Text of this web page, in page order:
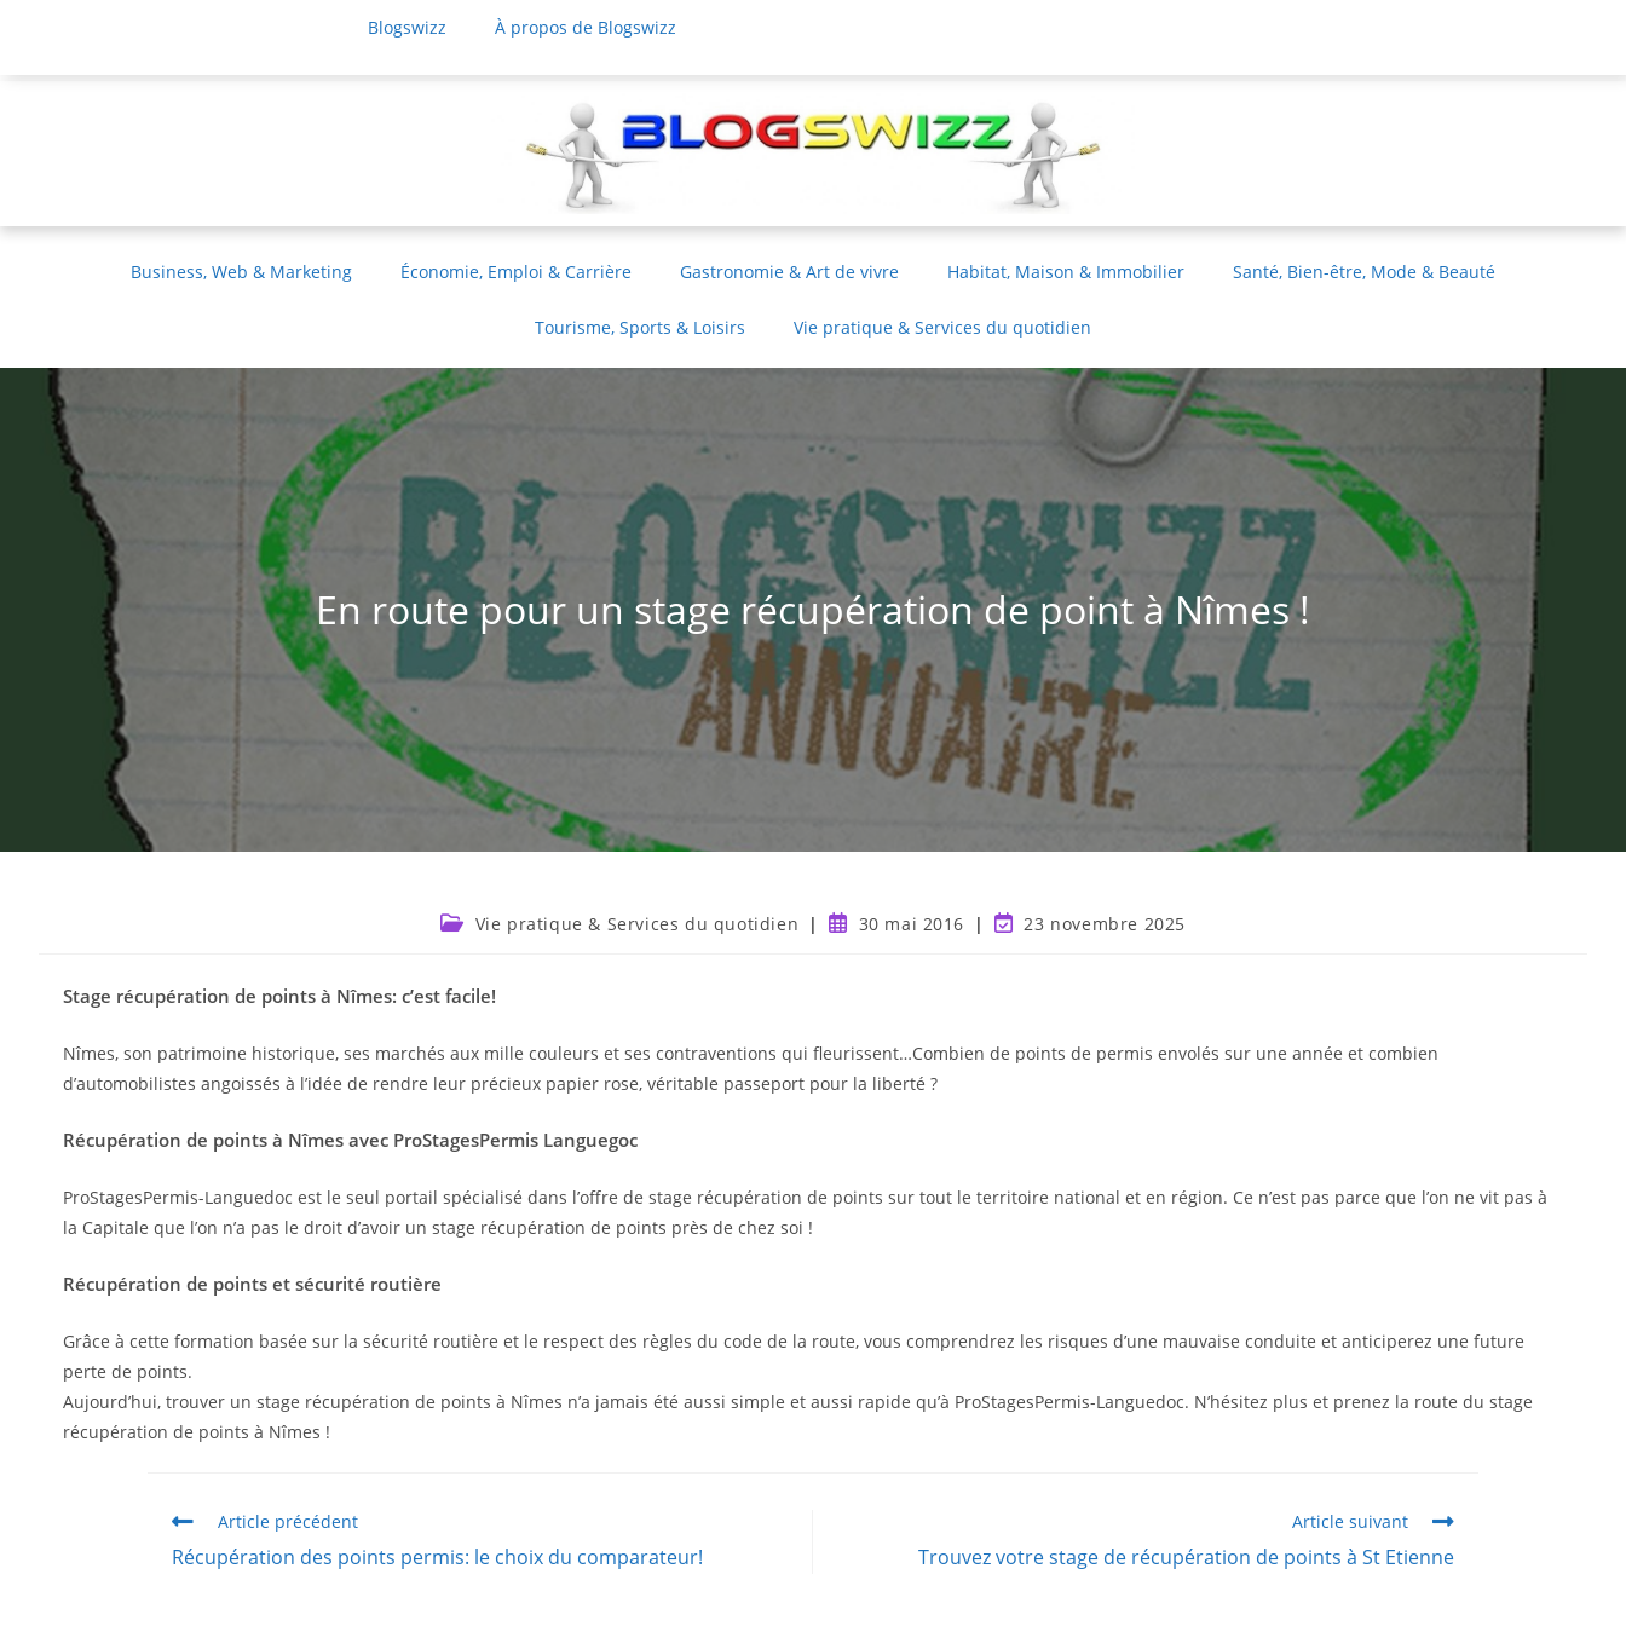
Blogswizz À propos de Blogswizz
Business, Web & Marketing Économie, Emploi & Carrière Gastronomie & Art de vivre Habitat, Maison & Immobilier Santé, Bien-être, Mode & Beauté
Tourisme, Sports & Loisirs Vie pratique & Services du quotidien
En route pour un stage récupération de point à Nîmes !
Vie pratique & Services du quotidien 30 mai 2016 23 novembre 2025
Stage récupération de points à Nîmes: c’est facile!
Nîmes, son patrimoine historique, ses marchés aux mille couleurs et ses contraventions qui fleurissent…Combien de points de permis envolés sur une année et combien
d’automobilistes angoissés à l’idée de rendre leur précieux papier rose, véritable passeport pour la liberté ?
Récupération de points à Nîmes avec ProStagesPermis Languegoc
ProStagesPermis-Languedoc est le seul portail spécialisé dans l’offre de stage récupération de points sur tout le territoire national et en région. Ce n’est pas parce que l’on ne vit pas à
la Capitale que l’on n’a pas le droit d’avoir un stage récupération de points près de chez soi !
Récupération de points et sécurité routière
Grâce à cette formation basée sur la sécurité routière et le respect des règles du code de la route, vous comprendrez les risques d’une mauvaise conduite et anticiperez une future
perte de points.
Aujourd’hui, trouver un stage récupération de points à Nîmes n’a jamais été aussi simple et aussi rapide qu’à ProStagesPermis-Languedoc. N’hésitez plus et prenez la route du stage
récupération de points à Nîmes !
Article précédent
Récupération des points permis: le choix du comparateur!
Article suivant
Trouvez votre stage de récupération de points à St Etienne